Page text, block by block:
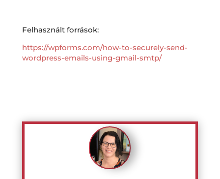
Felhasznált források:
https://wpforms.com/how-to-securely-send-
wordpress-emails-using-gmail-smtp/